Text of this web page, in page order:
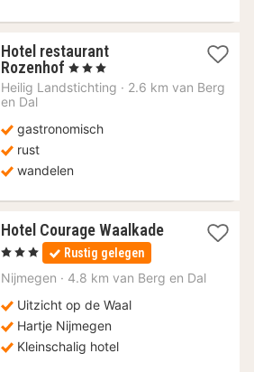
Hotel restaurant
Rozenhof 1
nacht
€
, 3 Sterren
Heilig Landstichting · 2.6 km van Berg
en Dal
gastronomisch
rust
wandelen
Hotel Courage Waalkade1
99
, 3 Sterren Rustig gelegen
Nijmegen · 4.8 km van Berg en Dal
Uitzicht op de Waal
Hartje Nijmegen
Kleinschalig hotel